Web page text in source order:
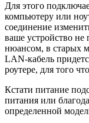
Для этого
компьютеру или
соединение
ваше устройство
нюансом, в старых
LAN-кабель
роутере, для того
Кстати питание
питания или
определенной